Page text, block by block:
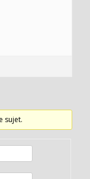
sujet.